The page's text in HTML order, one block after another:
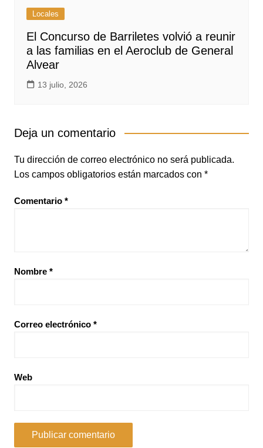
Locales
El Concurso de Barriletes volvió a reunir
a las familias en el Aeroclub de General
Alvear
13 julio, 2026
Deja un comentario
Tu dirección de correo electrónico no será publicada.
Los campos obligatorios están marcados con *
Comentario *
Nombre *
Correo electrónico *
Web